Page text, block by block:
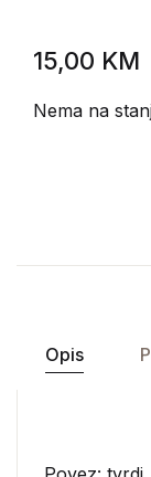
15,00 KM
Nema na
Opis